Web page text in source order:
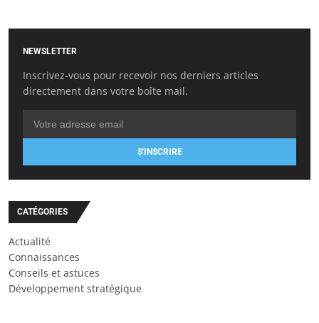
NEWSLETTER
Inscrivez-vous pour recevoir nos derniers articles
directement dans votre boîte mail.
S'INSCRIRE
CATÉGORIES
Actualité
Connaissances
Conseils et astuces
Développement stratégique